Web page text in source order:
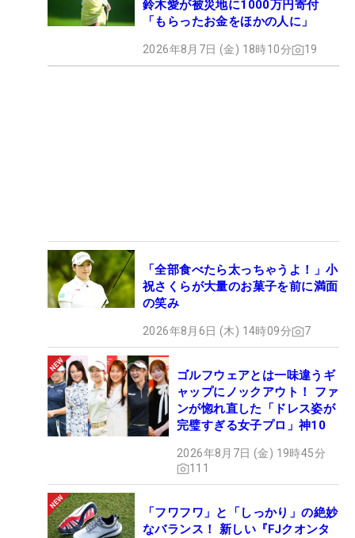
鈴木愛が被災地に1000万円寄付
「もらったお金をほかの人に」
2026年8月7日 (金) 18時10分 19
「全部食べたら太っちゃうよ！」小
祝さくらが大量のお菓子を前に満面
の笑み
2026年8月6日 (木) 14時09分 7
ゴルフウェアとは一味違うギ
ャップにノックアウト！ ファ
ンが惚れ直した「ドレス姿が
完璧すぎる女子プロ」神10
2026年8月7日 (金) 19時45分
111
「フワフワ」と「しっかり」の絶妙
なバランス！ 新しい『FJクオンタ